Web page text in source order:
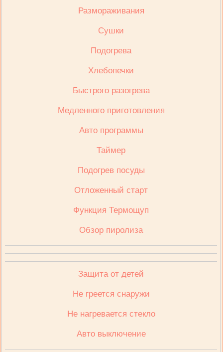
Размораживания
Сушки
Подогрева
Хлебопечки
Быстрого разогрева
Медленного приготовления
Авто программы
Таймер
Подогрев посуды
Отложенный старт
Функция Термощуп
Обзор пиролиза
Защита от детей
Не греется снаружи
Не нагревается стекло
Авто выключение